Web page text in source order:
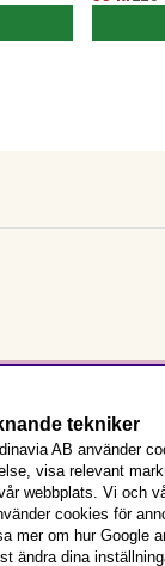
tekniker
AB använder
visa relevant
webbplats. Vi och
cookies för
mer om hur Google
ändra dina